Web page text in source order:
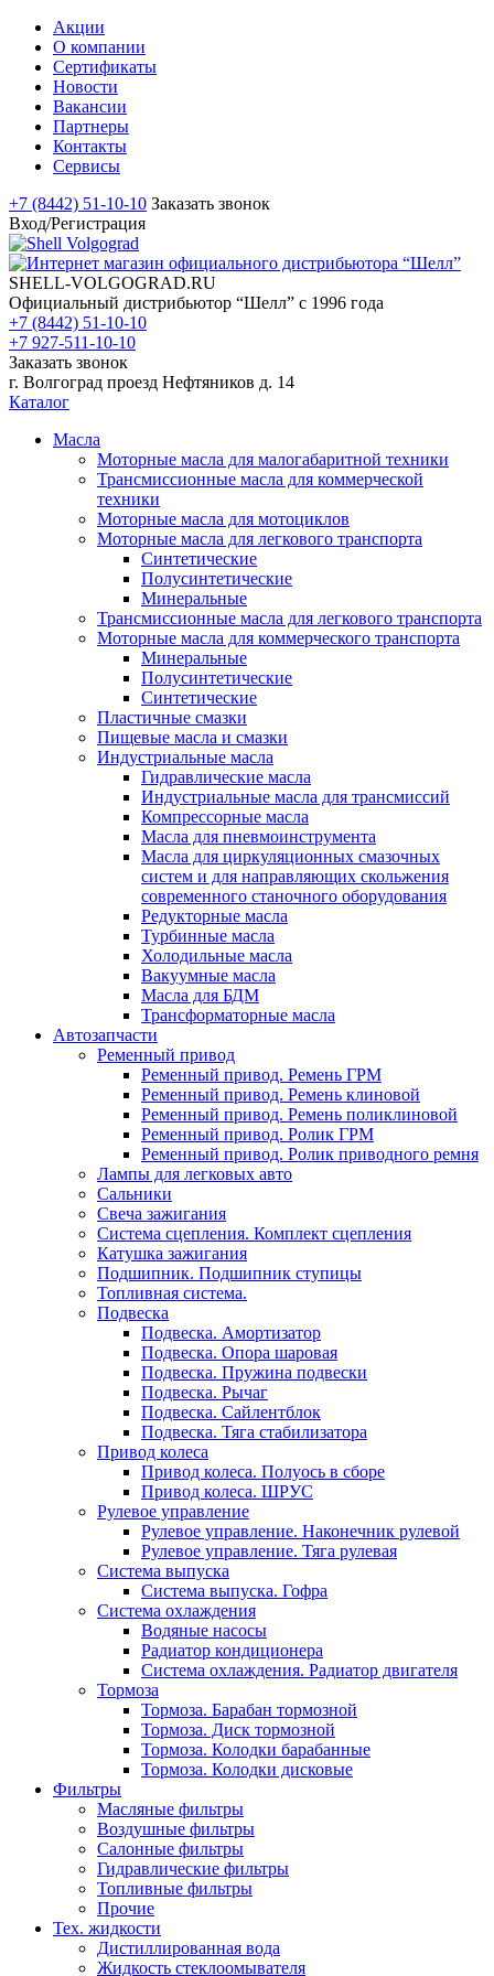
Акции
О компании
Сертификаты
Новости
Вакансии
Партнеры
Контакты
Сервисы
+7 (8442) 51-10-10 Заказать звонок
Вход/Регистрация
SHELL-VOLGOGRAD.RU
Официальный дистрибьютор “Шелл” с 1996 года
+7 (8442) 51-10-10
+7 927-511-10-10
Заказать звонок
г. Волгоград проезд Нефтяников д. 14
Каталог
Масла
Моторные масла для малогабаритной техники
Трансмиссионные масла для коммерческой
техники
Моторные масла для мотоциклов
Моторные масла для легкового транспорта
Синтетические
Полусинтетические
Минеральные
Трансмиссионные масла для легкового транспорта
Моторные масла для коммерческого транспорта
Минеральные
Полусинтетические
Синтетические
Пластичные смазки
Пищевые масла и смазки
Индустриальные масла
Гидравлические масла
Индустриальные масла для трансмиссий
Компрессорные масла
Масла для пневмоинструмента
Масла для циркуляционных смазочных
систем и для направляющих скольжения
современного станочного оборудования
Редукторные масла
Турбинные масла
Холодильные масла
Вакуумные масла
Масла для БДМ
Трансформаторные масла
Автозапчасти
Ременный привод
Ременный привод. Ремень ГРМ
Ременный привод. Ремень клиновой
Ременный привод. Ремень поликлиновой
Ременный привод. Ролик ГРМ
Ременный привод. Ролик приводного ремня
Лампы для легковых авто
Сальники
Свеча зажигания
Система сцепления. Комплект сцепления
Катушка зажигания
Подшипник. Подшипник ступицы
Топливная система.
Подвеска
Подвеска. Амортизатор
Подвеска. Опора шаровая
Подвеска. Пружина подвески
Подвеска. Рычаг
Подвеска. Сайлентблок
Подвеска. Тяга стабилизатора
Привод колеса
Привод колеса. Полуось в сборе
Привод колеса. ШРУС
Рулевое управление
Рулевое управление. Наконечник рулевой
Рулевое управление. Тяга рулевая
Система выпуска
Система выпуска. Гофра
Система охлаждения
Водяные насосы
Радиатор кондиционера
Система охлаждения. Радиатор двигателя
Тормоза
Тормоза. Барабан тормозной
Тормоза. Диск тормозной
Тормоза. Колодки барабанные
Тормоза. Колодки дисковые
Фильтры
Масляные фильтры
Воздушные фильтры
Салонные фильтры
Гидравлические фильтры
Топливные фильтры
Прочие
Тех. жидкости
Дистиллированная вода
Жидкость стеклоомывателя